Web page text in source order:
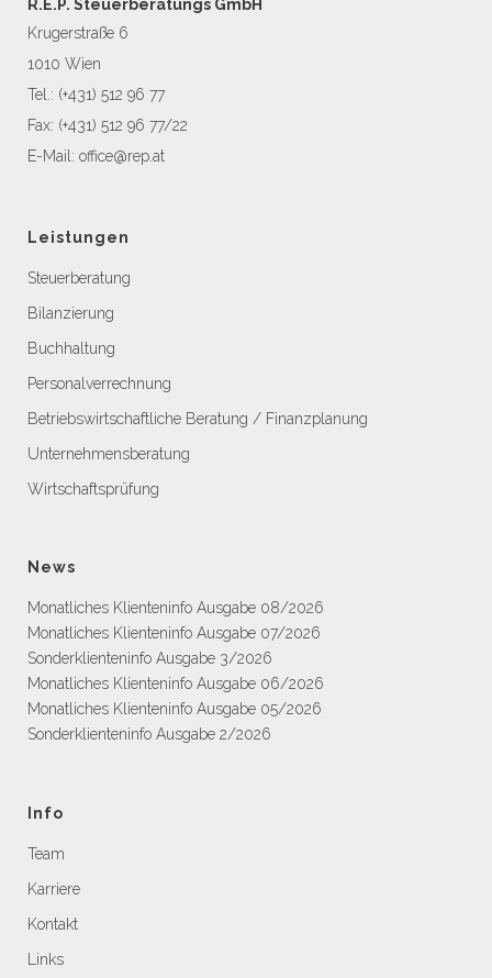
R.E.P. Steuerberatungs GmbH
Krugerstraße 6
1010 Wien
Tel.: (+431) 512 96 77
Fax: (+431) 512 96 77/22
E-Mail: office@rep.at
Leistungen
Steuerberatung
Bilanzierung
Buchhaltung
Personalverrechnung
Betriebswirtschaftliche Beratung / Finanzplanung
Unternehmensberatung
Wirtschaftsprüfung
News
Monatliches Klienteninfo Ausgabe 08/2026
Monatliches Klienteninfo Ausgabe 07/2026
Sonderklienteninfo Ausgabe 3/2026
Monatliches Klienteninfo Ausgabe 06/2026
Monatliches Klienteninfo Ausgabe 05/2026
Sonderklienteninfo Ausgabe 2/2026
Info
Team
Karriere
Kontakt
Links